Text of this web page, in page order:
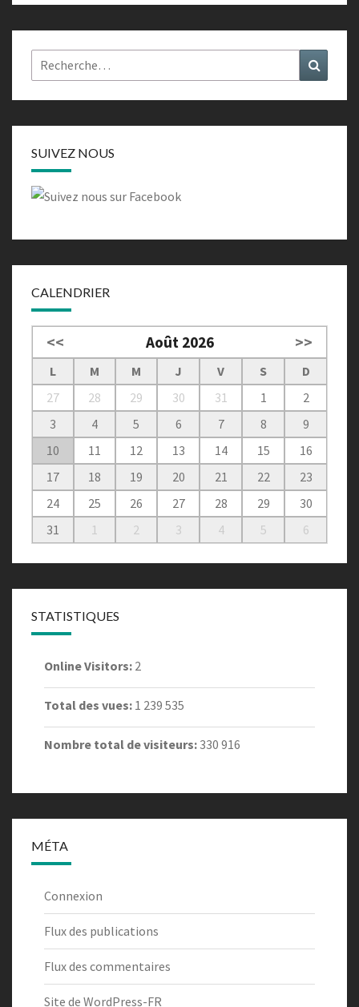
Rechercher :
SUIVEZ NOUS
CALENDRIER
<< Août 2026 >>
L M M J V S
D
27
28 29 30 31 1
2
3
4 5 6 7 8
9
10
11 12 13 14 15
16
17
18 19 20 21 22
23
24
25 26 27 28 29
30
31
1 2 3 4 5 6
STATISTIQUES
Online Visitors: 2
Total des vues: 1 239 535
Nombre total de visiteurs: 330 916
MÉTA
Connexion
Flux des publications
Flux des commentaires
Site de WordPress-FR